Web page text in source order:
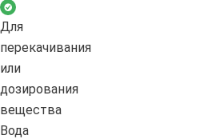
Для
перекачивания
или
дозирования
вещества
Вода